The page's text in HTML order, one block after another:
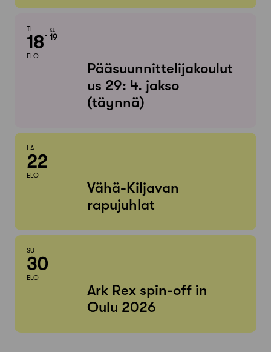
TI
18
ELO
KE
19
Pääsuunnittelijakoulut
us 29: 4. jakso
(täynnä)
LA
22
ELO
Vähä-Kiljavan
rapujuhlat
SU
30
ELO
Ark Rex spin-off in
Oulu 2026